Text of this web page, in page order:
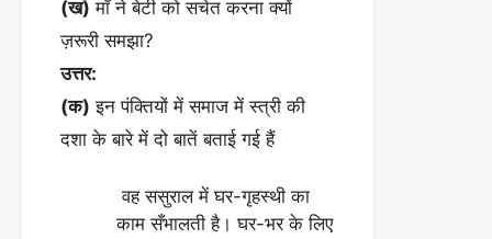
(ख) माँ ने बेटी को सचेत करना क्यों
ज़रूरी समझा?
उत्तर:
(क) इन पंक्तियों में समाज में स्त्री की
दशा के बारे में दो बातें बताई गई हैं
वह ससुराल में घर-गृहस्थी का
काम सँभालती है। घर-भर के लिए